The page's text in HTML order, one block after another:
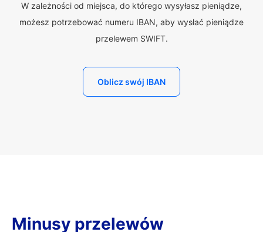
W zależności od miejsca, do którego wysyłasz pieniądze,
możesz potrzebować numeru IBAN, aby wysłać pieniądze
przelewem SWIFT.
Oblicz swój IBAN
Minusy przelewów